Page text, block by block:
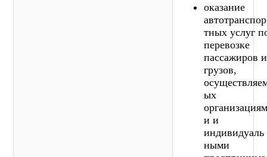
оказание
автотранспор
тных услуг
перевозке
пассажиров и
грузов,
ых
организациям
и и
индивидуаль
ными